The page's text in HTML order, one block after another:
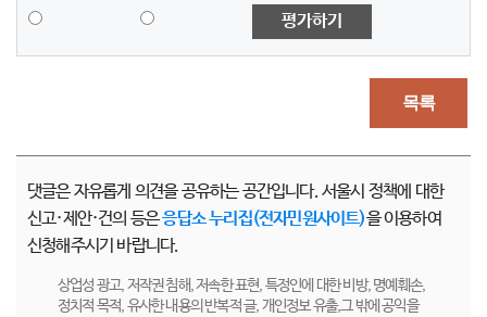
평가하기
목록
댓글은 자유롭게 의견을 공유하는 공간입니다. 서울시 정책에 대한
신고·제안·건의 등은응답소 누리집(전자민원사이트)을 이용하여
신청해주시기 바랍니다.
상업성 광고, 저작권 침해, 저속한 표현, 특정인에 대한 비방, 명예훼손,
정치적 목적, 유사한 내용의 반복적 글, 개인정보 유출,그 밖에 공익을